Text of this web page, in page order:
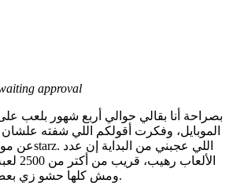
approval
بصراحة أنا بقالي حوالي أربع شهور بلعب
الموبايل، وفكرت أقولكم اللي شفته
ومش كلها حشو زي بعض المواقع التانية.